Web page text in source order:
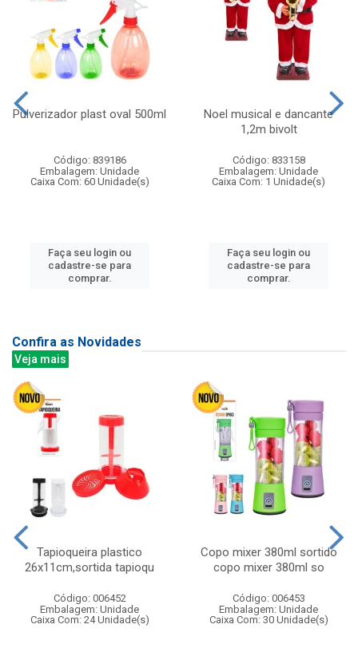
Pulverizador plast oval 500ml
Código: 839186
Embalagem: Unidade
Caixa Com: 60 Unidade(s)
Faça seu login ou
cadastre-se para
comprar.
Noel musical e dancante
1,2m bivolt
Código: 833158
Embalagem: Unidade
Caixa Com: 1 Unidade(s)
Faça seu login ou
cadastre-se para
comprar.
Confira as Novidades
Veja mais
Tapioqueira plastico
26x11cm,sortida tapioqu
Código: 006452
Embalagem: Unidade
Caixa Com: 24 Unidade(s)
Copo mixer 380ml sortido
copo mixer 380ml so
Código: 006453
Embalagem: Unidade
Caixa Com: 30 Unidade(s)